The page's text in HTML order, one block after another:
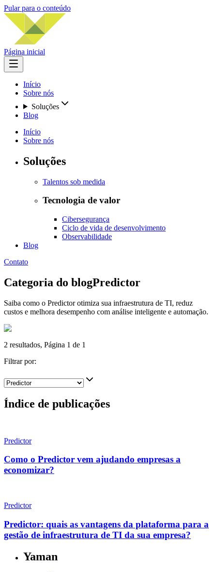
Pular para o conteúdo
Página inicial
Início
Sobre nós
Soluções
Blog
Início
Sobre nós
Soluções
Talentos sob medida
Tecnologia de valor
Cibersegurança
Ciclo de vida de desenvolvimento
Observabilidade
Blog
Contato
Categoria do blogPredictor
Saiba como o Predictor otimiza sua infraestrutura de TI, reduz
custos e melhora desempenho com análise inteligente e automação.
2 resultados, Página 1 de 1
Filtrar por:
Índice de publicações
Predictor
Como o Predictor vem ajudando empresas a
economizar?
Predictor
Predictor: quais as vantagens da plataforma para a
gestão de infraestrutura de TI da sua empresa?
Yaman